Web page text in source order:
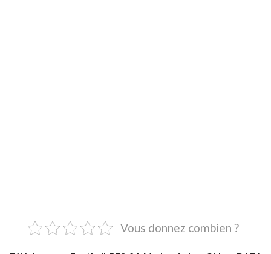
Vous donnez combien ?